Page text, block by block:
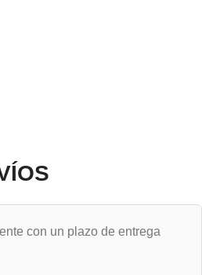
con un plazo de entrega